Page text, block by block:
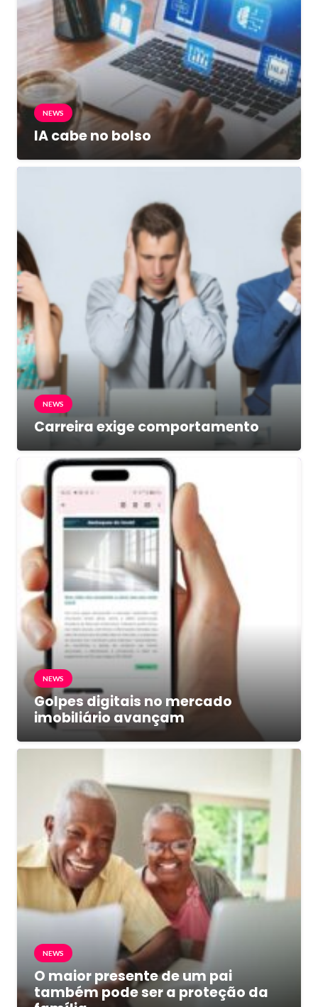
NEWS
IA cabe no bolso
NEWS
Carreira exige comportamento
NEWS
Golpes digitais no mercado
imobiliário avançam
NEWS
O maior presente de um pai
também pode ser a proteção da